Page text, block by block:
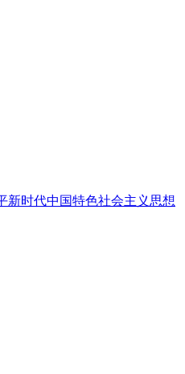
新时代中国特色社会主义思想